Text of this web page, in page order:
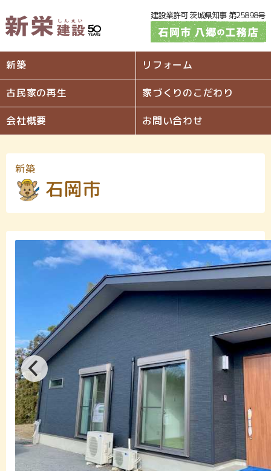
建設業許可 茨城県知事 第25898号
新築 リフォーム
古民家の再生 家づくりのこだわり
会社概要 お問い合わせ
新築
石岡市